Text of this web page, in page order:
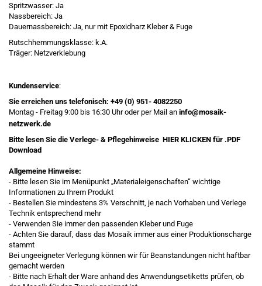
Spritzwasser: Ja
Nassbereich: Ja
Dauernassbereich: Ja, nur mit Epoxidharz Kleber & Fuge
Rutschhemmungsklasse: k.A.
Träger: Netzverklebung
Kundenservice:
Sie erreichen uns telefonisch: +49 (0) 951- 4082250
Montag - Freitag 9:00 bis 16:30 Uhr oder per Mail an info@mosaik-
netzwerk.de
Bitte lesen Sie die Verlege- & Pflegehinweise HIER KLICKEN für .PDF
Download
Allgemeine Hinweise:
- Bitte lesen Sie im Menüpunkt „Materialeigenschaften“ wichtige
Informationen zu Ihrem Produkt
- Bestellen Sie mindestens 3% Verschnitt, je nach Vorhaben und Verlege
Technik entsprechend mehr
- Verwenden Sie immer den passenden Kleber und Fuge
- Achten Sie darauf, dass das Mosaik immer aus einer Produktionscharge
stammt
Bei ungeeigneter Verlegung können wir für Beanstandungen nicht haftbar
gemacht werden
- Bitte nach Erhalt der Ware anhand des Anwendungsetiketts prüfen, ob